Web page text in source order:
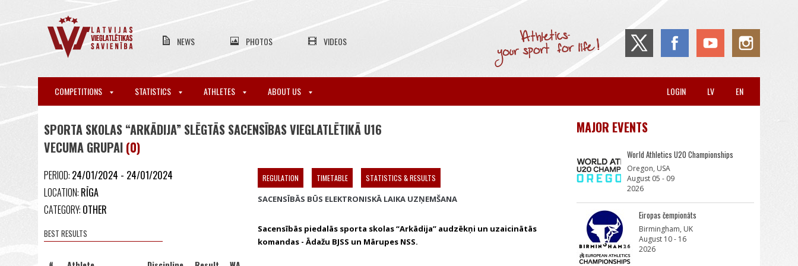
NEWS PHOTOS VIDEOS
COMPETITIONS STATISTICS ATHLETES ABOUT US EN
LV
LOGIN
SPORTA SKOLAS “ARKĀDIJA” SLĒGTĀS SACENSĪBAS VIEGLATLĒTIKĀ U16
VECUMA GRUPAI (0)
PERIOD: 24/01/2024 - 24/01/2024
LOCATION: RĪGA
CATEGORY: OTHER
BEST RESULTS
REGULATION TIMETABLE STATISTICS & RESULTS
SACENSĪBĀS BŪS ELEKTRONISKĀ LAIKA UZŅEMŠANA
Sacensībās piedalās sporta skolas “Arkādija” audzēkņi un uzaicinātās
komandas - Ādažu BJSS un Mārupes NSS.
MAJOR EVENTS
World Athletics U20 Championships
Oregon, USA
August 05 - 09
2026
Eiropas čempionāts
Birmingham, UK
August 10 - 16
2026